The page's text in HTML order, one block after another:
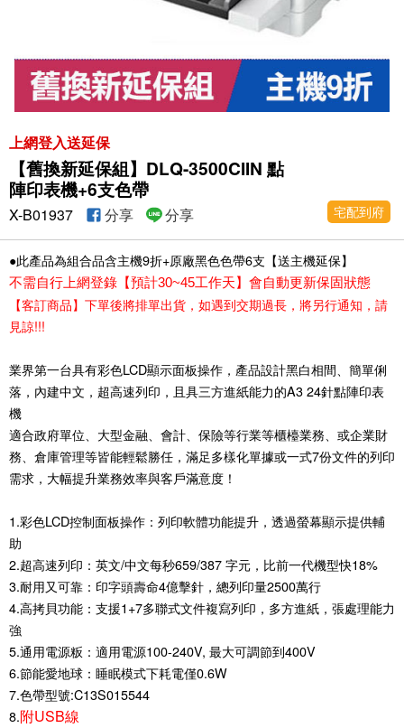
上網登入送延保
【舊換新延保組】DLQ-3500CIIN 點
陣印表機+6支色帶
宅配到府
X-B01937 分享 分享
●此產品為組合品含主機9折+原廠黑色色帶6支【送主機延保】
不需自行上網登錄【預計30~45工作天】會自動更新保固狀態
【客訂商品】下單後將排單出貨，如遇到交期過長，將另行通知，請
見諒!!!
業界第一台具有彩色LCD顯示面板操作，產品設計黑白相間、簡單俐
落，內建中文，超高速列印，且具三方進紙能力的A3 24針點陣印表
機
適合政府單位、大型金融、會計、保險等行業等櫃檯業務、或企業財
務、倉庫管理等皆能輕鬆勝任，滿足多樣化單據或一式7份文件的列印
需求，大幅提升業務效率與客戶滿意度！
1.彩色LCD控制面板操作：列印軟體功能提升，透過螢幕顯示提供輔
助
2.超高速列印：英文/中文每秒659/387 字元，比前一代機型快18%
3.耐用又可靠：印字頭壽命4億擊針，總列印量2500萬行
4.高拷貝功能：支援1+7多聯式文件複寫列印，多方進紙，張處理能力
強
5.通用電源粄：適用電源100-240V, 最大可調節到400V
6.節能愛地球：睡眠模式下耗電僅0.6W
7.色帶型號:C13S015544
8.附USB線